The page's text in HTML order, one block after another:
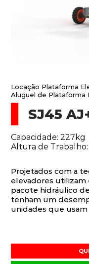
Locação Plataforma
Aluguel de Plataforma
SJ45
Capacidade: 227kg
Altura de Trabalho:
Projetados com a
elevadores
pacote hidráulico
tenham um
unidades que